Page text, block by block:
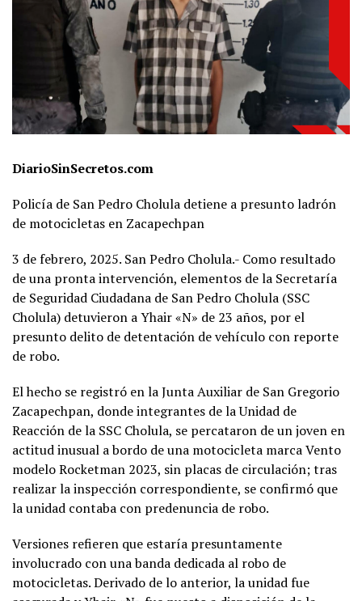
DiarioSinSecretos.com
Policía de San Pedro Cholula detiene a presunto ladrón
de motocicletas en Zacapechpan
3 de febrero, 2025. San Pedro Cholula.- Como resultado
de una pronta intervención, elementos de la Secretaría
de Seguridad Ciudadana de San Pedro Cholula (SSC
Cholula) detuvieron a Yhair «N» de 23 años, por el
presunto delito de detentación de vehículo con reporte
de robo.
El hecho se registró en la Junta Auxiliar de San Gregorio
Zacapechpan, donde integrantes de la Unidad de
Reacción de la SSC Cholula, se percataron de un joven en
actitud inusual a bordo de una motocicleta marca Vento
modelo Rocketman 2023, sin placas de circulación; tras
realizar la inspección correspondiente, se confirmó que
la unidad contaba con predenuncia de robo.
Versiones refieren que estaría presuntamente
involucrado con una banda dedicada al robo de
motocicletas. Derivado de lo anterior, la unidad fue